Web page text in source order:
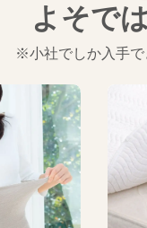
よそで
※小社でしか入手で